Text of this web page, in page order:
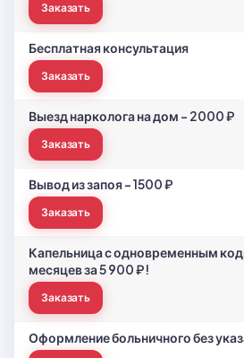
Заказать
Бесплатная консультация
Заказать
Выезд нарколога на дом - 2000 ₽
Заказать
Вывод из запоя - 1500 ₽
Заказать
Капельница с одновременным
месяцев за 5 900 ₽!
Заказать
Оформление больничного без